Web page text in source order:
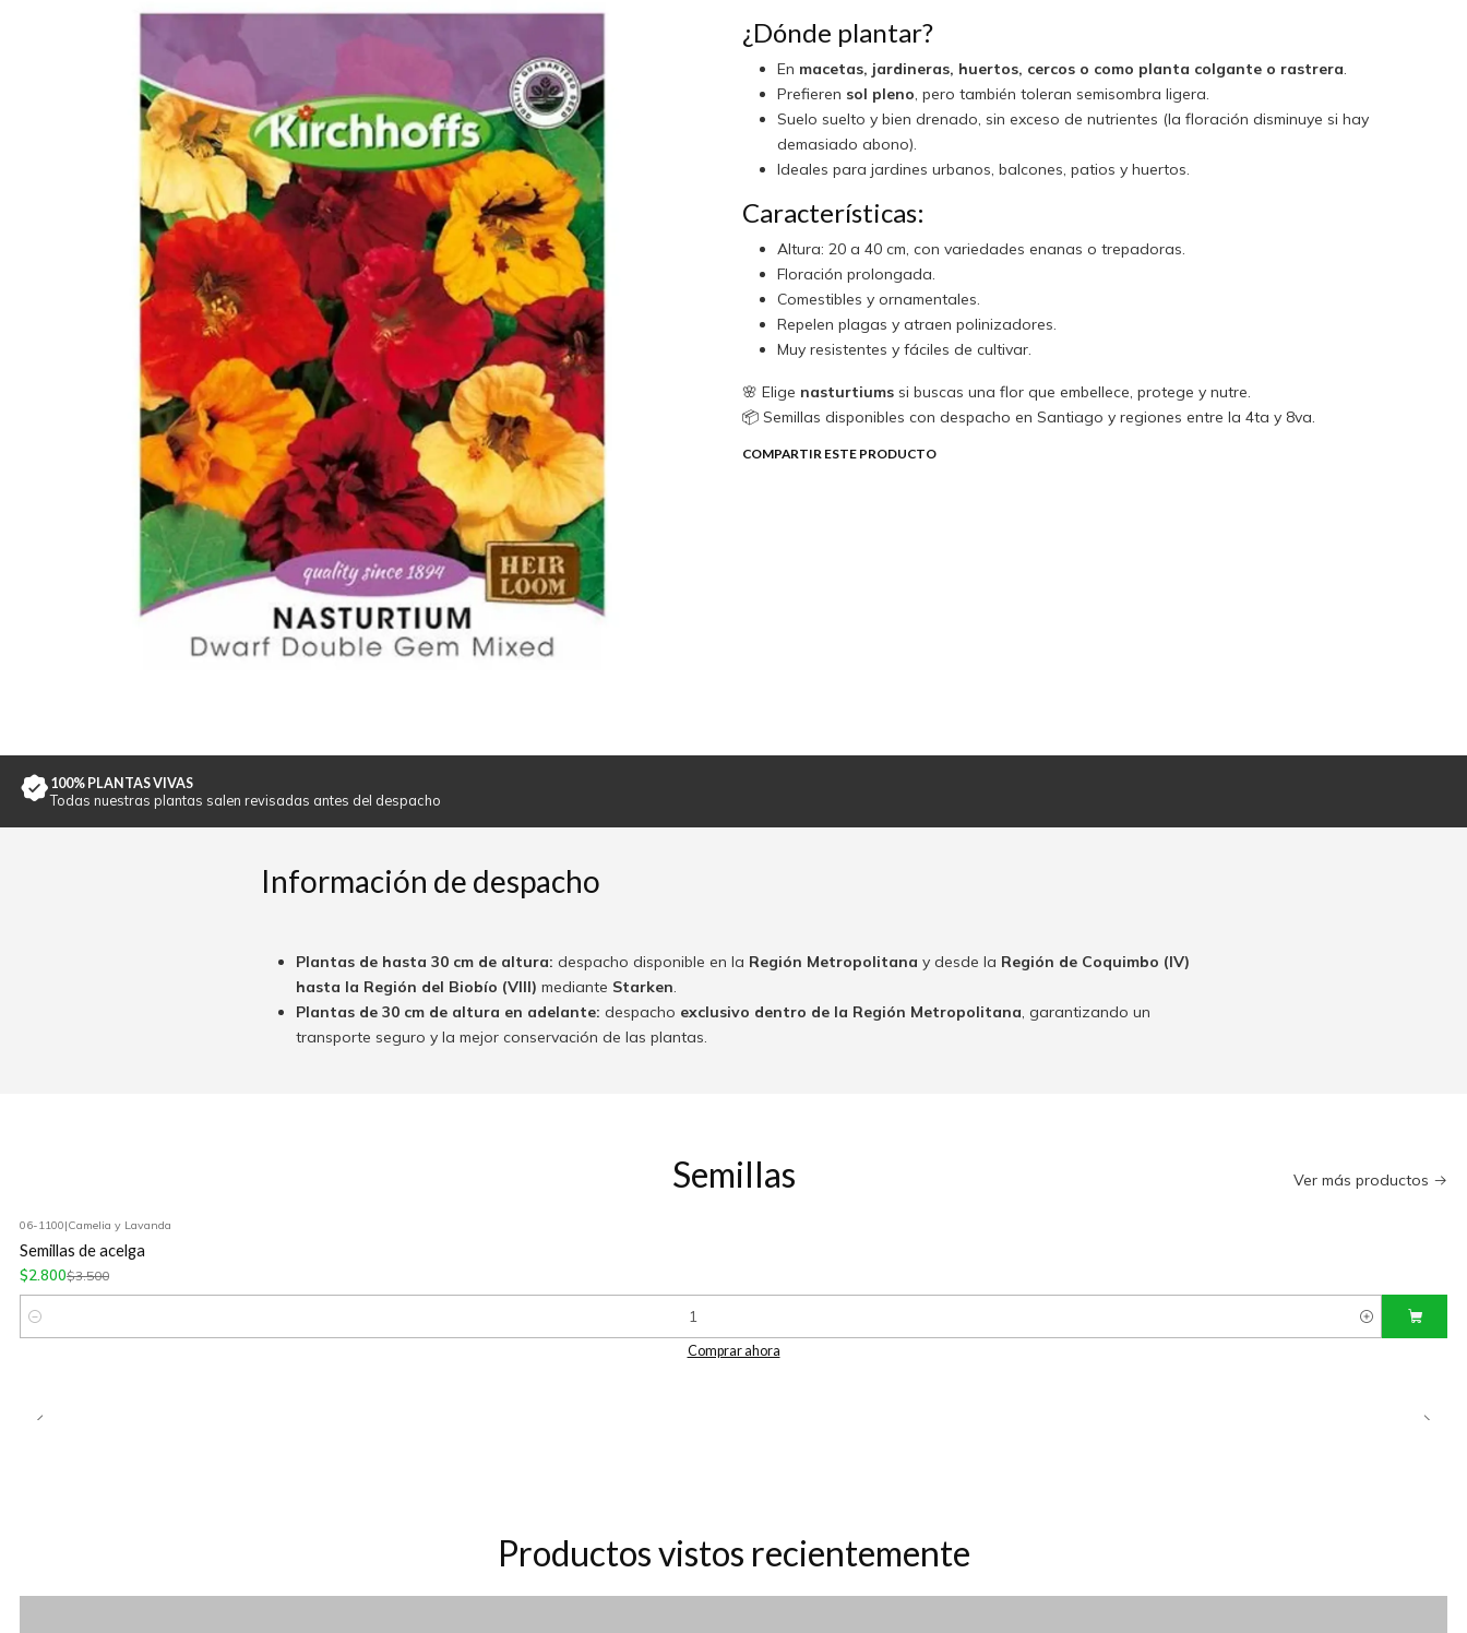
¿Dónde plantar?
En macetas, jardineras, huertos, cercos o como planta colgante o rastrera.
Prefieren sol pleno, pero también toleran semisombra ligera.
Suelo suelto y bien drenado, sin exceso de nutrientes (la floración disminuye si hay
demasiado abono).
Ideales para jardines urbanos, balcones, patios y huertos.
Características:
Altura: 20 a 40 cm, con variedades enanas o trepadoras.
Floración prolongada.
Comestibles y ornamentales.
Repelen plagas y atraen polinizadores.
Muy resistentes y fáciles de cultivar.
🌸 Elige nasturtiumssi buscas una flor que embellece, protege y nutre.
📦 Semillas disponibles con despacho en Santiago y regiones entre la 4ta y 8va.
COMPARTIR ESTE PRODUCTO
100% PLANTAS VIVAS
Todas nuestras plantas salen revisadas antes del despacho
Información de despacho
Plantas de hasta 30 cm de altura: despacho disponible en la Región Metropolitana y desde la Región de Coquimbo (IV)
hasta la Región del Biobío (VIII) mediante Starken.
Plantas de 30 cm de altura en adelante: despacho exclusivo dentro de la Región Metropolitana, garantizando un
transporte seguro y la mejor conservación de las plantas.
Semillas Ver más productos
06-1100|Camelia y Lavanda
Semillas de acelga
$2.800$3.500
Cantidad
Comprar ahora
Productos vistos recientemente